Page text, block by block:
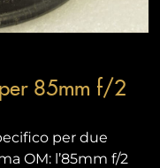
85mm f/2
per due
OM: l’85mm f/2